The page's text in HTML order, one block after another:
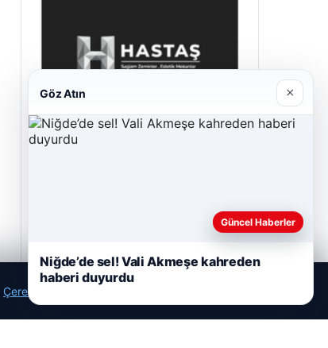
Çerez Politikamız
Göz Atın ×
Güncel Haberler
Niğde’de sel! Vali Akmeşe kahreden
haberi duyurdu